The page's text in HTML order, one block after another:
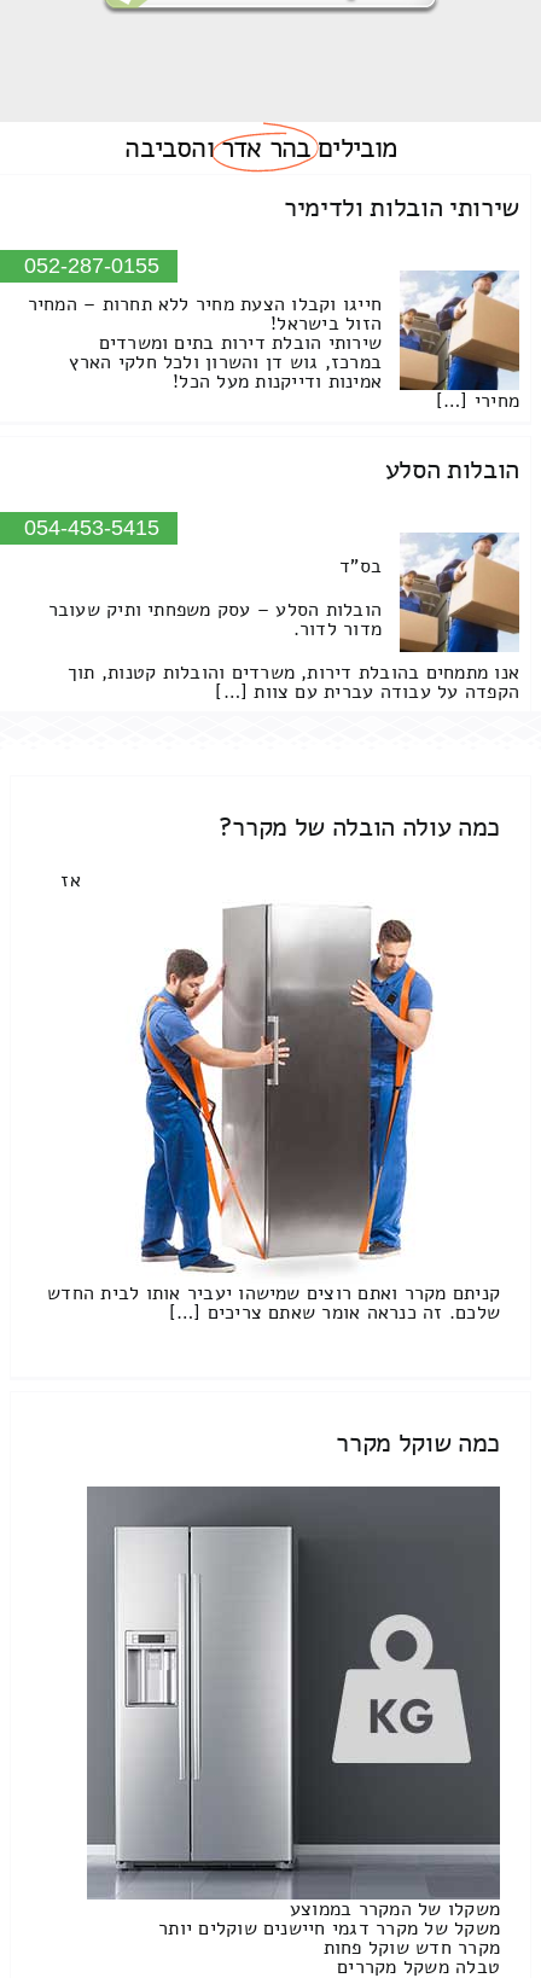
מוביליםבהר אדרוהסביבה
שירותי הובלות ולדימיר
052-287-0155
חייגו וקבלו הצעת מחיר ללא תחרות – המחיר
הזול בישראל!
שירותי הובלת דירות בתים ומשרדים
במרכז, גוש דן והשרון ולכל חלקי הארץ
אמינות ודייקנות מעל הכל!
מחירי […]
הובלות הסלע
054-453-5415
בס"ד
הובלות הסלע – עסק משפחתי ותיק שעובר
מדור לדור.
אנו מתמחים בהובלת דירות, משרדים והובלות קטנות, תוך
הקפדה על עבודה עברית עם צוות […]
כמה עולה הובלה של מקרר?
אז
קניתם מקרר ואתם רוצים שמישהו יעביר אותו לבית החדש
שלכם. זה כנראה אומר שאתם צריכים […]
כמה שוקל מקרר
משקלו של המקרר בממוצע
משקל של מקרר דגמי חיישנים שוקלים יותר
מקרר חדש שוקל פחות
טבלה משקל מקררים